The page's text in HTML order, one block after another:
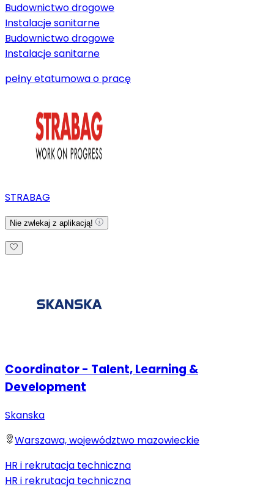
Budownictwo drogowe
Instalacje sanitarne
Budownictwo drogowe
Instalacje sanitarne
pełny etatumowa o pracę
STRABAG
Nie zwlekaj z aplikacją!
Coordinator - Talent, Learning &
Development
Skanska
Warszawa, województwo mazowieckie
HR i rekrutacja techniczna
HR i rekrutacja techniczna